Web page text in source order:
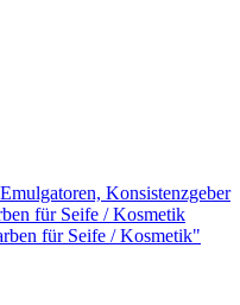
Emulgatoren, Konsistenzgeber
für Seife / Kosmetik
für Seife / Kosmetik"